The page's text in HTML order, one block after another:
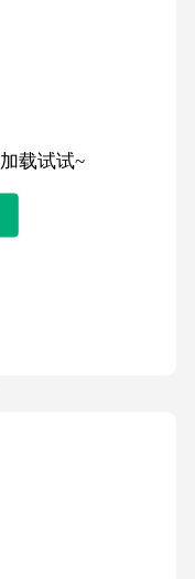
载试试~